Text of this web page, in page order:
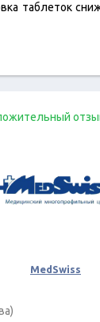
таблеток
MedSwiss